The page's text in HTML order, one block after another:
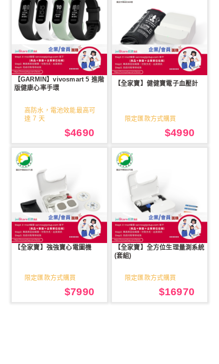
【GARMIN】vivosmart 5 進階
版健康心率手環
高防水，電池效能最高可
達 7 天
$4690
【全家寶】健健寶電子血壓計
限定匯款方式購買
$4990
【全家寶】強強寶心電圖機
限定匯款方式購買
$7990
【全家寶】全方位生理量測系統
(套組)
限定匯款方式購買
$16970